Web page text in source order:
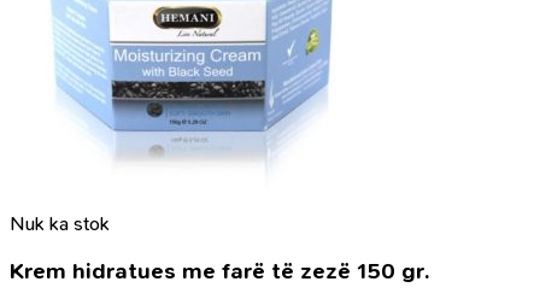
Nuk ka stok
Krem hidratues me farë të zezë 150 gr.